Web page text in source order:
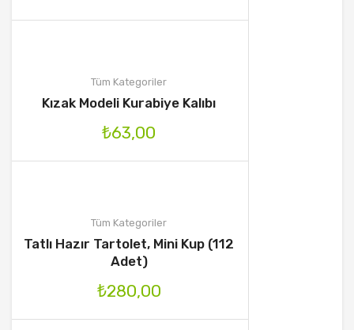
Tüm Kategoriler
Kızak Modeli Kurabiye Kalıbı
₺63,00
Tüm Kategoriler
Tatlı Hazır Tartolet, Mini Kup (112
Adet)
₺280,00